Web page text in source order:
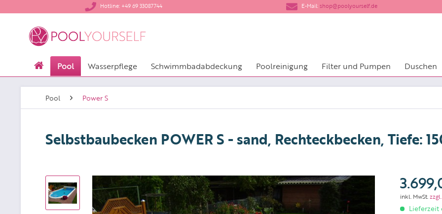
​Hotline: +49 69 33087744 ​E-Mail: shop@poolyourself.de
Pool Wasserpflege Schwimmbadabdeckung Poolreinigung Filter und Pumpen Duschen
Pool Power S
Selbstbaubecken POWER S - sand, Rechteckbecken, Tiefe:
inkl. MwSt.
Lieferzeit